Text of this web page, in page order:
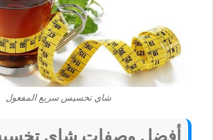
شاي تخسيس سريع المفعول
أفضل وصفات شاي